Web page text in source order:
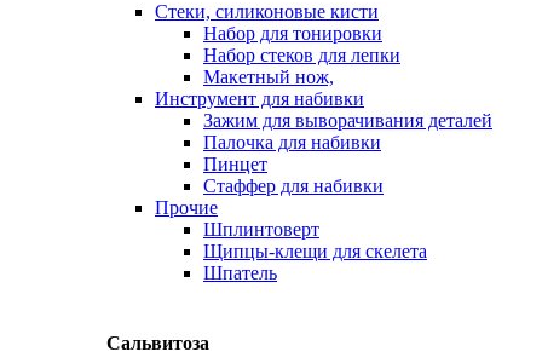
Стеки, силиконовые кисти
Набор для тонировки
Набор стеков для лепки
Макетный нож,
Инструмент для набивки
Зажим для выворачивания деталей
Палочка для набивки
Пинцет
Стаффер для набивки
Прочие
Шплинтоверт
Щипцы-клещи для скелета
Шпатель
Сальвитоза